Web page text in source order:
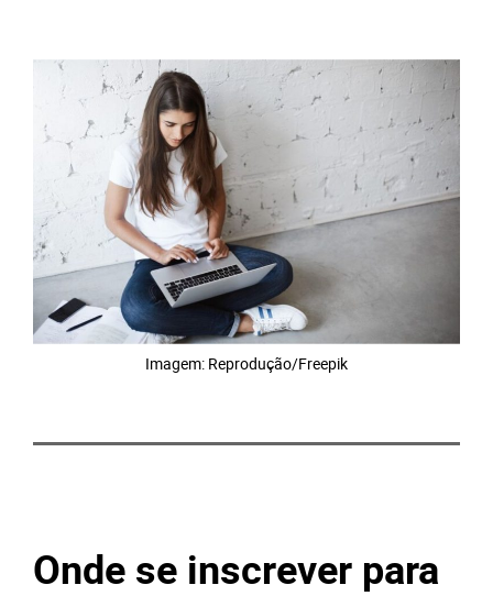
Imagem: Reprodução/Freepik
Onde se inscrever para